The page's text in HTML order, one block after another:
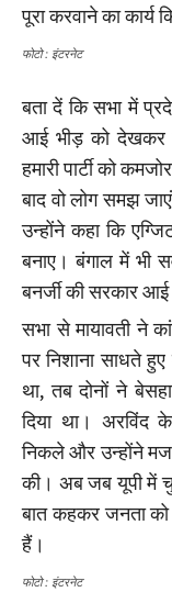
पूरा करवाने का कार्य
फोटो : इंटरनेट
बता दें कि सभा में
आई भीड़ को देखकर
हमारी पार्टी को
बाद वो लोग समझ
उन्होंने कहा कि
बनाए। बंगाल में भी
बनर्जी की सरकार
सभा से मायावती ने
पर निशाना साधते
था, तब दोनों ने
दिया था। अरविंद
निकले और उन्होंने
की। अब जब यूपी में
बात कहकर जनता को
हैं।
फोटो : इंटरनेट